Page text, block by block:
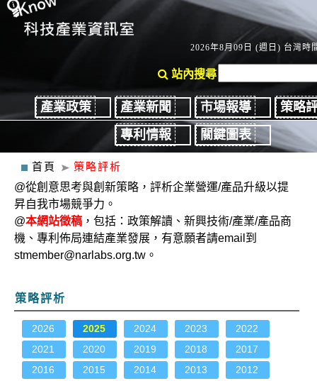
2026年8月09日 (週日) 台灣時
站內搜尋
產業政策 產業新聞 市場報導
策略
專利情報
關鍵圖表
首頁 策略評析
@從創意思考與創新策略，評析企業營運/產品升級以提
昇自我市場競爭力。
@本網站徵稿 ，包括：政策解讀、新興技術/產業/產品商
機、專利佈局連結產業發展，有意願者請email到
stmember@narlabs.org.tw。
策略評析
2026 2025 2024 2023
2022
2021
2020 2019 2018
2017
2016
2015 2014 2013
2012